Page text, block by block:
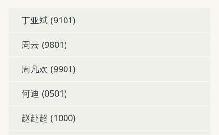
丁亚斌 (9101)
周云 (9801)
周凡欢 (9901)
何迪 (0501)
赵赴超 (1000)